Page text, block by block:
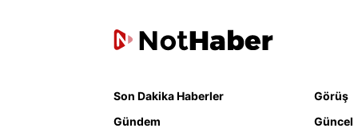
Son Dakika Haberler
Gündem
Görüş
Güncel